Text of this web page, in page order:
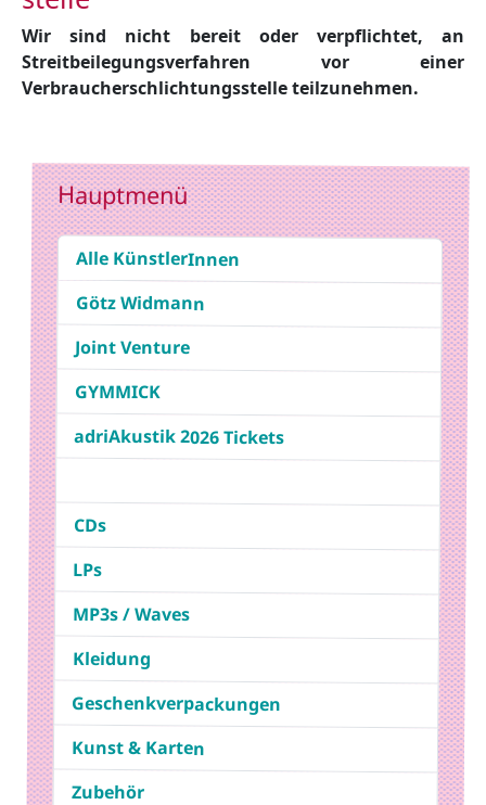
Hauptmenü
Alle KünstlerInnen
Götz Widmann
Joint Venture
GYMMICK
adriAkustik 2026 Tickets
CDs
LPs
MP3s / Waves
Kleidung
Geschenkverpackungen
Kunst & Karten
Zubehör
Wir sind nicht bereit oder verpflichtet, an
Streitbeilegungsverfahren vor einer
Verbraucherschlichtungsstelle teilzunehmen.